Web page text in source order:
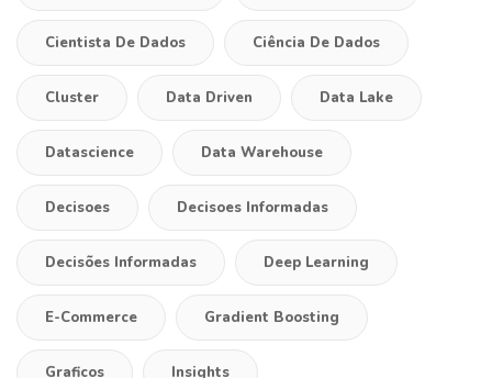
Cientista De Dados Ciência De Dados
Cluster Data Driven Data Lake
Datascience Data Warehouse
Decisoes Decisoes Informadas
Decisões Informadas Deep Learning
E-Commerce Gradient Boosting
Graficos Insights